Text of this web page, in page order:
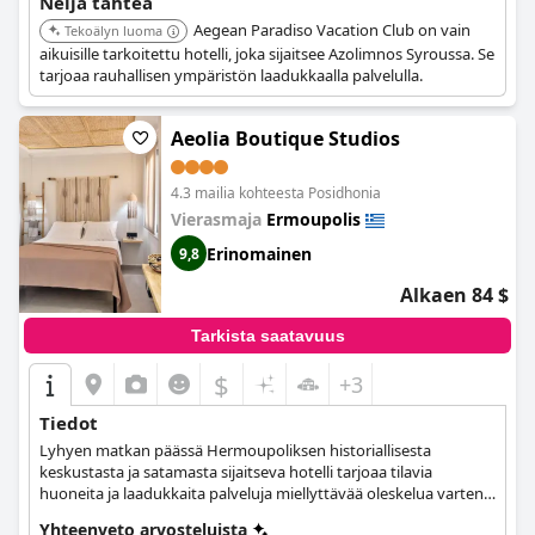
Tekoälyn luoma
Aegean Paradiso Vacation Club on vain
aikuisille tarkoitettu hotelli, joka sijaitsee Azolimnos Syroussa. Se
tarjoaa rauhallisen ympäristön laadukkaalla palvelulla.
Aeolia Boutique Studios
4.3 mailia kohteesta Posidhonia
Vierasmaja Ermoupolis
9,8 Erinomainen
Alkaen 84 $
Tarkista saatavuus
$ +3
Tiedot
Lyhyen matkan päässä Hermoupoliksen historiallisesta
keskustasta ja satamasta sijaitseva hotelli tarjoaa tilavia
huoneita ja laadukkaita palveluja miellyttävää oleskelua varten
Yhteenveto arvosteluista